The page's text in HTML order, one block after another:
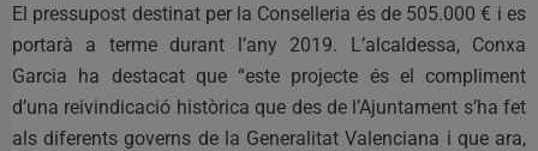
El pressupost destinat per la Conselleria és de 505.000 € i es
portarà a terme durant l’any 2019. L’alcaldessa, Conxa
Garcia ha destacat que “este projecte és el compliment
d’una reivindicació històrica que des de l’Ajuntament s’ha fet
als diferents governs de la Generalitat Valenciana i que ara,